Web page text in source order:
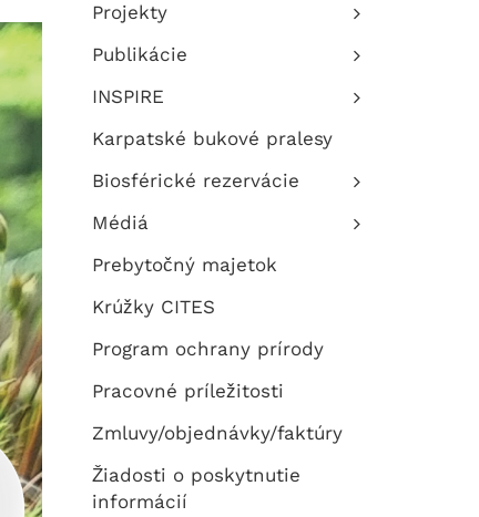
Projekty
Publikácie
INSPIRE
Karpatské bukové pralesy
Biosférické rezervácie
Médiá
Prebytočný majetok
Krúžky CITES
Program ochrany prírody
Pracovné príležitosti
Zmluvy/objednávky/faktúry
Žiadosti o poskytnutie
informácií